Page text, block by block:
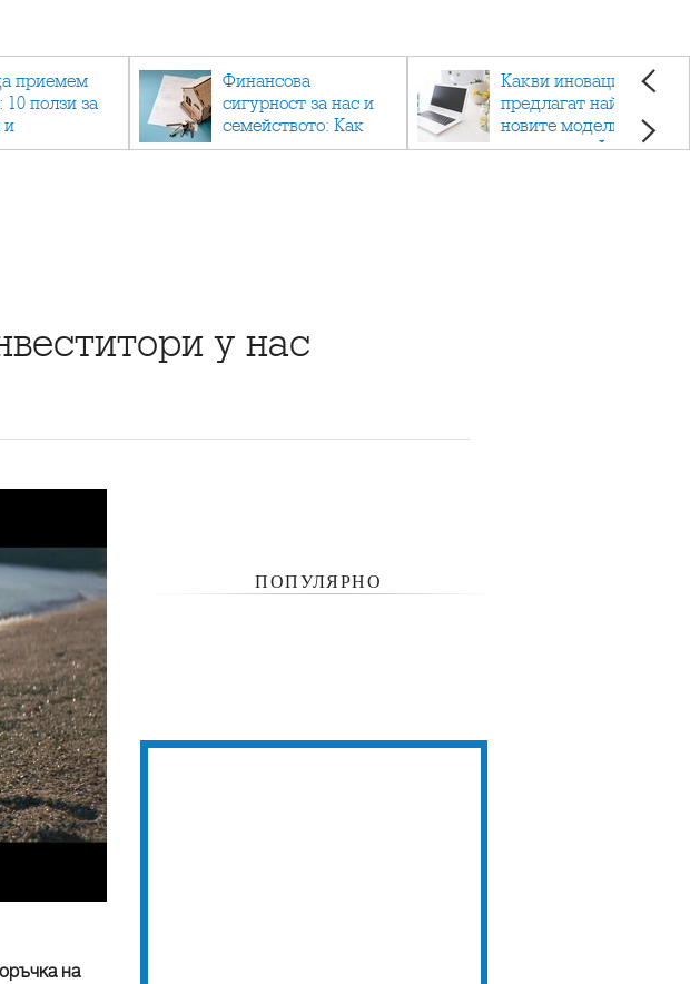
приемем
10 ползи за
и
Финансова
сигурност за нас и
семейството: Как
помагат
Какви иновации
предлагат най-
новите модели
лаптопи на Acer?
у нас
на
ПОПУЛЯРНО